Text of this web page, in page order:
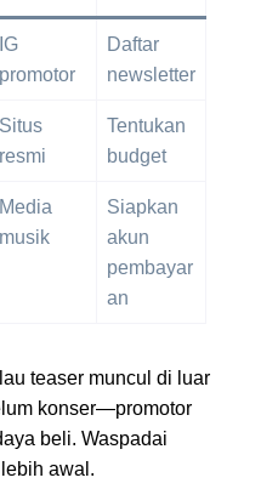
IG
promotor
Daftar
newsletter
Situs
resmi
Tentukan
budget
Media
musik
Siapkan
akun
pembayar
an
teaser muncul di luar
konser—promotor
beli. Waspadai
awal.